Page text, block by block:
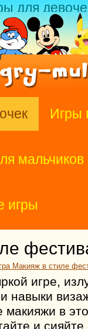
для
Игры
мальчиков
игры
Макияж в стиле
игре,
навыки
в
и